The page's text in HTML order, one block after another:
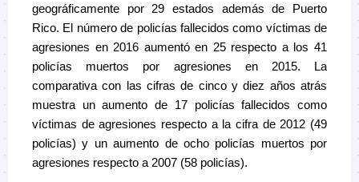
geográficamente por 29 estados además de Puerto
Rico. El número de policías fallecidos como víctimas de
agresiones en 2016 aumentó en 25 respecto a los 41
policías muertos por agresiones en 2015. La
comparativa con las cifras de cinco y diez años atrás
muestra un aumento de 17 policías fallecidos como
víctimas de agresiones respecto a la cifra de 2012 (49
policías) y un aumento de ocho policías muertos por
agresiones respecto a 2007 (58 policías).